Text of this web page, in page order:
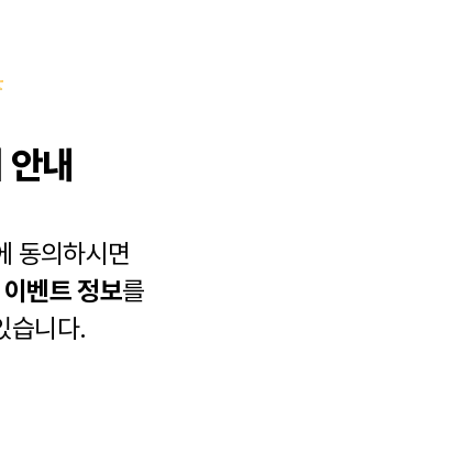
내
동의하시면
이벤트 정보를
습니다.